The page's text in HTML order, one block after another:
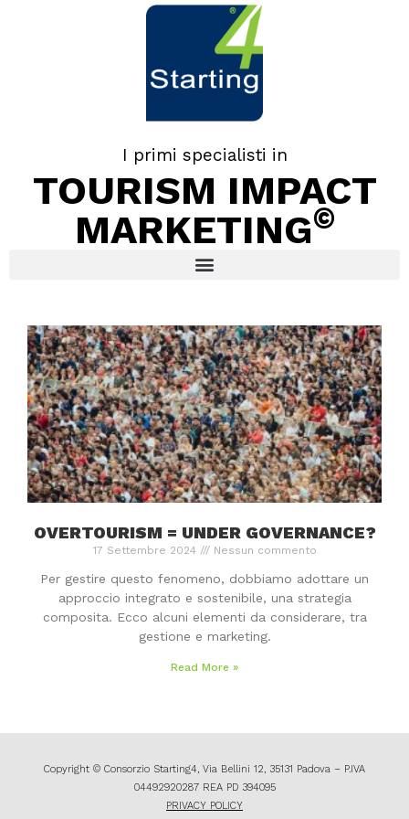
I primi specialisti in
TOURISM IMPACT
MARKETING©
OVERTOURISM = UNDER GOVERNANCE?
17 Settembre 2024 Nessun commento
Per gestire questo fenomeno, dobbiamo adottare un
approccio integrato e sostenibile, una strategia
composita. Ecco alcuni elementi da considerare, tra
gestione e marketing.
Read More »
Copyright © Consorzio Starting4, Via Bellini 12, 35131 Padova – P.IVA
04492920287 REA PD 394095
PRIVACY POLICY